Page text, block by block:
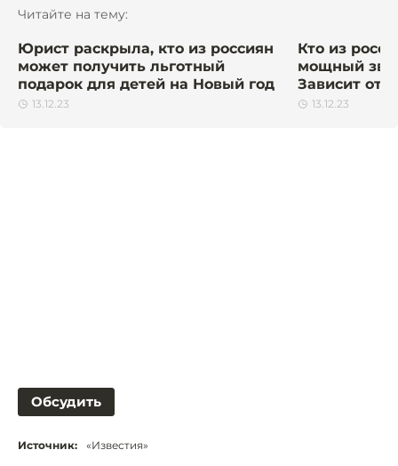
Читайте на тему:
Юрист раскрыла, кто из россиян
может получить льготный
подарок для детей на Новый год
13.12.23
Кто из
мощный
Зависит от
13.12.23
Обсудить
Источник: «Известия»